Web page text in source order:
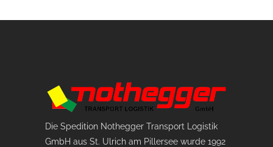
Die Spedition Nothegger Transport Logistik
GmbH aus St. Ulrich am Pillersee wurde 1992